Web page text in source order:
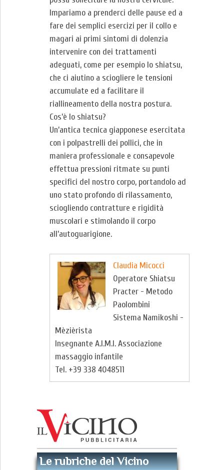
Impariamo a prenderci delle pause ed a
fare dei semplici esercizi per il collo e
magari ai primi sintomi di dolenzia
intervenire con dei trattamenti
adeguati, come per esempio lo shiatsu,
che ci aiutino a sciogliere le tensioni
accumulate ed a facilitare il
riallineamento della nostra postura.
Cos’è lo shiatsu?
Un’antica tecnica giapponese esercitata
con i polpastrelli dei pollici, che in
maniera professionale e consapevole
effettua pressioni ritmate su punti
specifici del nostro corpo, portandolo ad
uno stato profondo di rilassamento,
sciogliendo contratture e rigidità
muscolari e stimolando il corpo
all’autoguarigione.
Claudia Micocci
Operatore Shiatsu
Practer - Metodo
Paolombini
Sistema Namikoshi -
Mèzièrista
Insegnante A.I.M.I. Associazione
massaggio infantile
Tel. +39 338 4048511
Le rubriche del Vicino